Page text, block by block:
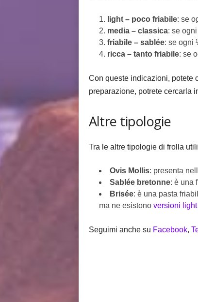
light – poco friabile: se
media – classica: se
friabile – sablée: se ogni
ricca – tanto friabile: se
Con queste indicazioni, potete
preparazione, potrete cercarla
Altre tipologie
Tra le altre tipologie di frolla
Ovis Mollis: presenta
Sablée bretonne: è una
Brisée: è una pasta
ma ne esistono versioni light
Seguimi anche su Facebook,